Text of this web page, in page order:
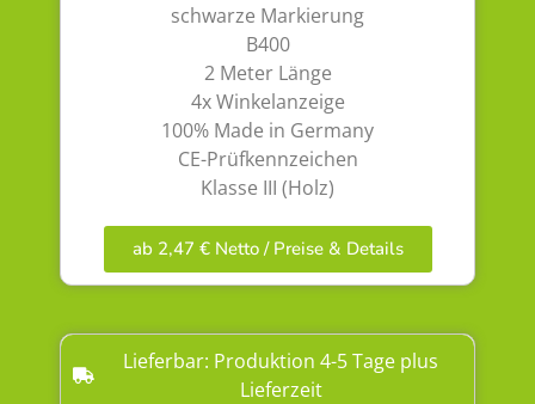
schwarze Markierung
B400
2 Meter Länge
4x Winkelanzeige
100% Made in Germany
CE-Prüfkennzeichen
Klasse III (Holz)
ab 2,47 € Netto / Preise & Details
Lieferbar: Produktion 4-5 Tage plus
Lieferzeit